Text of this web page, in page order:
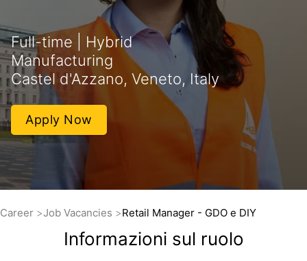
Full-time | Hybrid
Manufacturing
Castel d'Azzano, Veneto, Italy
Apply Now
Career Job Vacancies Retail Manager - GDO e DIY
Informazioni sul ruolo